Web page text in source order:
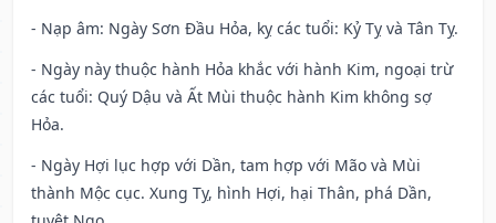
- Nạp âm: Ngày Sơn Đầu Hỏa, kỵ các tuổi: Kỷ Tỵ và Tân Tỵ.
- Ngày này thuộc hành Hỏa khắc với hành Kim, ngoại trừ
các tuổi: Quý Dậu và Ất Mùi thuộc hành Kim không sợ
Hỏa.
- Ngày Hợi lục hợp với Dần, tam hợp với Mão và Mùi
thành Mộc cục. Xung Tỵ, hình Hợi, hại Thân, phá Dần,